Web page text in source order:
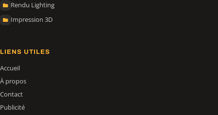
Rendu Lighting
Impression 3D
LIENS UTILES
Accueil
À propos
Contact
Publicité